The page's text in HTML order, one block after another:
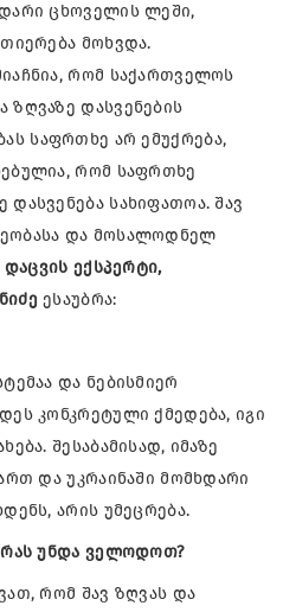
ცხოველის ლეში,
მოხვდა.
რომ საქართველოს
დასვენების
საფრთხე არ ემუქრება,
რომ საფრთხე
სახიფათოა. შავ
და მოსალოდნელ
დაცვის ექსპერტი,
ესაუბრა:
და ნებისმიერ
კონკრეტული ქმედება, იგი
შესაბამისად, იმაზე
და უკრაინაში მომხდარი
არის უმეცრება.
რას უნდა ველოდოთ?
რომ შავ ზღვას და